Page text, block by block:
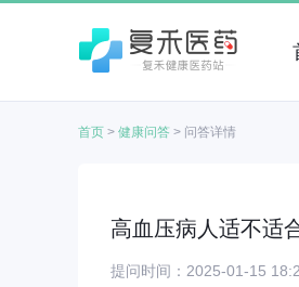
首页 > 健康问答 > 问答详情
高血压病人适不适
提问时间：2025-01-15